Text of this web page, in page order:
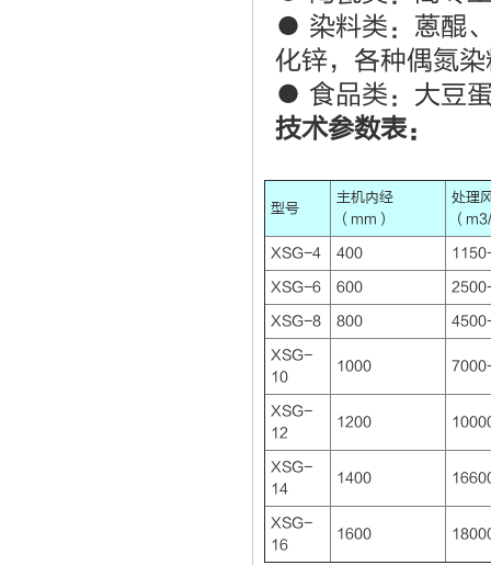
● 染料类：蒽醌
化锌，各种偶氮
● 食品类：大豆
技术参数表：
型号
主机内经
（mm）
处理
（
XSG-4 400
XSG-6 600
XSG-8 800
XSG-
10
1000
XSG-
12
1200
XSG-
14
1400
XSG-
16
1600